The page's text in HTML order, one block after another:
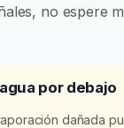
no espere
por debajo
dañada